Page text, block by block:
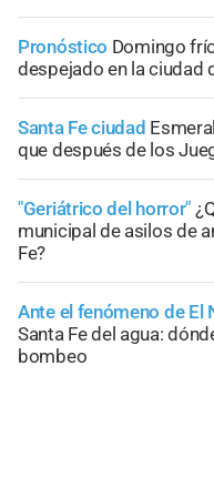
Pronóstico Domingo
despejado en la ciudad
Santa Fe ciudad
que después de los
"Geriátrico del horror"
municipal de asilos de
Fe?
Ante el fenómeno de El
Santa Fe del agua:
bombeo